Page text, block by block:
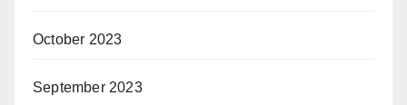
October 2023
September 2023